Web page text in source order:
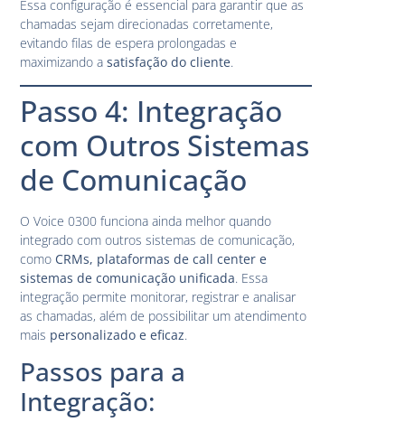
Essa configuração é essencial para garantir que as
chamadas sejam direcionadas corretamente,
evitando filas de espera prolongadas e
maximizando asatisfação do cliente.
Passo 4: Integração
com Outros Sistemas
de Comunicação
O Voice 0300 funciona ainda melhor quando
integrado com outros sistemas de comunicação,
como CRMs, plataformas de call center e
sistemas de comunicação unificada. Essa
integração permite monitorar, registrar e analisar
as chamadas, além de possibilitar um atendimento
mais personalizado e eficaz.
Passos para a
Integração: